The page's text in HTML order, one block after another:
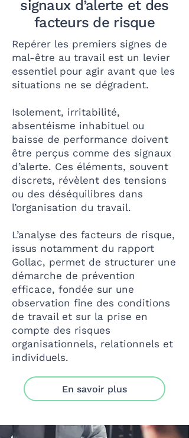
signaux d’alerte et des
facteurs de risque
Repérer les premiers signes de
mal-être au travail est un levier
essentiel pour agir avant que les
situations ne se dégradent.
Isolement, irritabilité,
absentéisme inhabituel ou
baisse de performance doivent
être perçus comme des signaux
d’alerte. Ces éléments, souvent
discrets, révèlent des tensions
ou des déséquilibres dans
l’organisation du travail.
L’analyse des facteurs de risque,
issus notamment du rapport
Gollac, permet de structurer une
démarche de prévention
efficace, fondée sur une
observation fine des conditions
de travail et sur la prise en
compte des risques
organisationnels, relationnels et
individuels.
En savoir plus